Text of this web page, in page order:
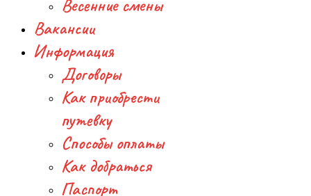
Весенние смены
Вакансии
Информация
Договоры
Как приобрести
путевку
Способы оплаты
Как добраться
Паспорт